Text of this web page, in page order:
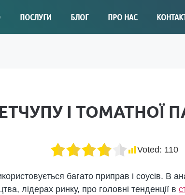
ПОСЛУГИ БЛОГ ПРО НАС
І ТОМАТНОЇ
Voted: 110
багато приправ і соусів. В
лідерах ринку, про головні тенденції в